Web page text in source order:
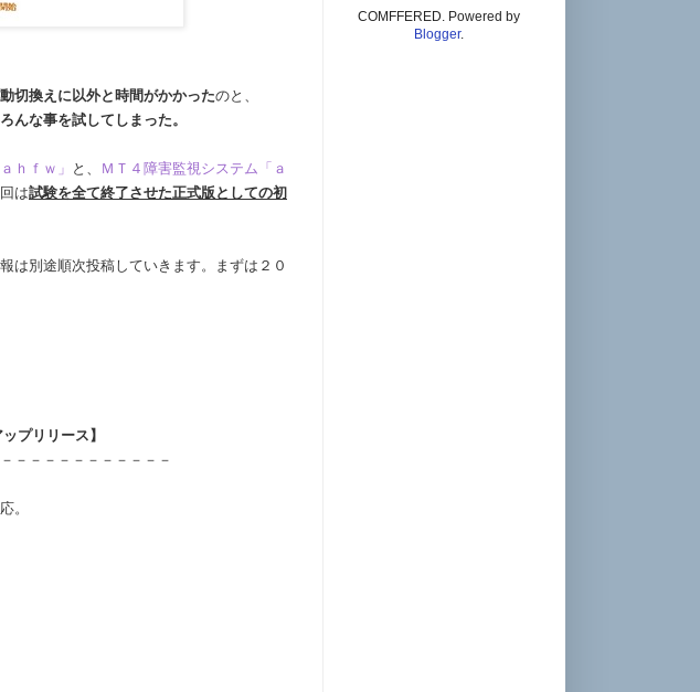
切換えに以外と時間がかかったのと、
んな事を試してしまった。
ｈｆｗ」 と、
ＭＴ４障害監視システム「ａ
は試験を全て終了させた正式版としての初
は別途順次投稿していきます。まずは２０
プリリース】
－－－－－－－－－－－
。
COMFFERED. Powered by
Blogger.